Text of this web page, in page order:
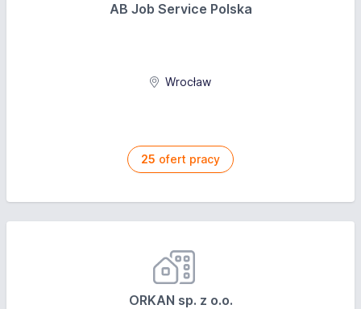
AB Job Service Polska
Wrocław
25 ofert pracy
ORKAN sp. z o.o.